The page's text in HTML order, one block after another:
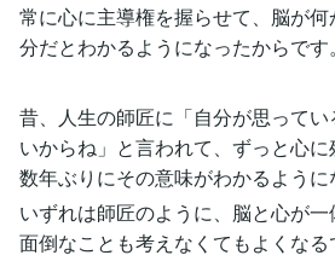
常に心に主導権を握らせて、脳が
分だとわかるようになったからです。
昔、人生の師匠に「自分が思って
いからね」と言われて、ずっと心
数年ぶりにその意味がわかるように
いずれは師匠のように、脳と心が
面倒なことも考えなくてもよくなる